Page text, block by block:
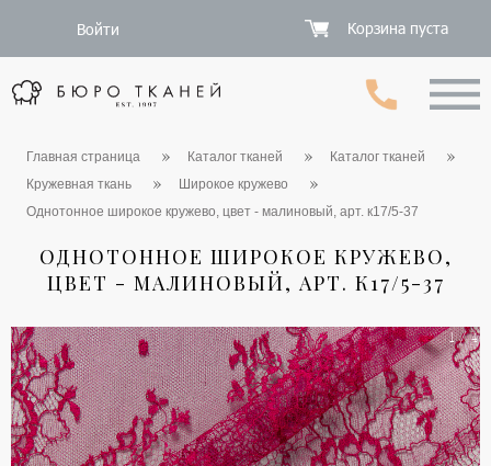
Войти Корзина пуста
Главная страница Каталог тканей
Каталог тканей
Кружевная ткань
Широкое кружево
Однотонное широкое кружево, цвет - малиновый, арт. к17/5-37
ОДНОТОННОЕ ШИРОКОЕ КРУЖЕВО,
ЦВЕТ - МАЛИНОВЫЙ, АРТ. К17/5-37
1 / 4